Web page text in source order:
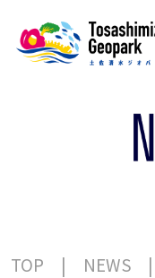
TOP NEWS